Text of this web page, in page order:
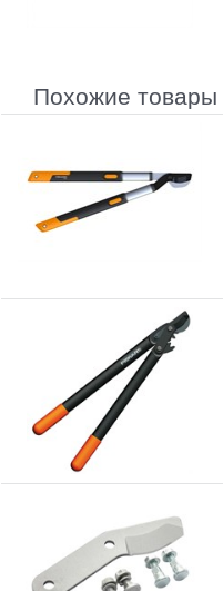
Похожие товары